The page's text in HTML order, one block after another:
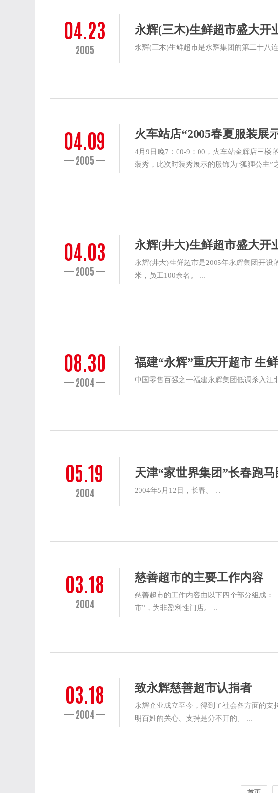
04.23
2005
永辉(三木)生鲜超市盛大开
永辉(三木)生鲜超市是永辉集团的第二十八
04.09
2005
火车站店“2005春夏服装展
4月9日晚7：00-9：00，火车站金辉店三楼
装秀，此次时装秀展示的服饰为“狐狸公主”
04.03
2005
永辉(井大)生鲜超市盛大开
永辉(井大)生鲜超市是2005年永辉集团开设
米，员工100余名。 ...
08.30
2004
福建“永辉”重庆开超市 生
中国零售百强之一福建永辉集团低调杀入江
05.19
2004
天津“家世界集团”长春跑
2004年5月12日，长春。 ...
03.18
2004
慈善超市的主要工作内容
慈善超市的工作内容由以下四个部分组成：
市”，为非盈利性门店。 ...
03.18
2004
致永辉慈善超市认捐者
永辉企业成立至今，得到了社会各方面的
明百姓的关心、支持是分不开的。 ...